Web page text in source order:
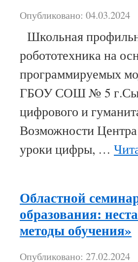
Опубликовано: 04.03.2024
Школьная
робототехника на
программируемых
ГБОУ СОШ № 5
цифрового и
Возможности
уроки цифры, …
Областной
образования:
методы обучения»
Опубликовано: 27.02.2024